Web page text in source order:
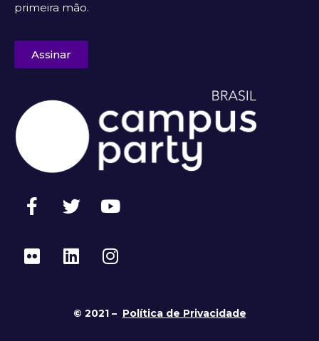
primeira mão.
Assinar
© 2021 – Política de Privacidade